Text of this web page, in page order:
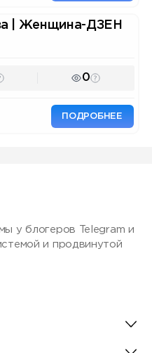
| Женщина-ДЗЕН
0
ПОДРОБНЕЕ
у блогеров Telegram и
и продвинутой